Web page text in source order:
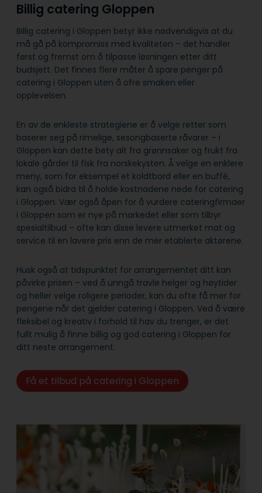
Billig catering Gloppen
Billig catering i Gloppen betyr ikke nødvendigvis at du
må gå på kompromiss med kvaliteten – det handler
først og fremst om å tilpasse løsningen etter ditt
budsjett. Det finnes flere måter å spare penger på
catering i Gloppen uten å ofre smaken eller
opplevelsen.
En av de enkleste strategiene er å velge retter som
baserer seg på rimelige, sesongbaserte råvarer – i
Gloppen kan dette bety alt fra grønnsaker og frukt fra
lokale gårder til fisk fra norskekysten. Å velge en enklere
meny, som for eksempel et koldtbord eller en buffé,
kan også bidra til å holde kostnadene nede for catering
i Gloppen. Vær også åpen for å vurdere cateringfirmaer
i Gloppen som er nye på markedet eller som tilbyr
spesialtilbud – ofte kan disse levere utmerket mat og
service til en lavere pris enn de mer etablerte aktørene.
Husk også at tidspunktet for arrangementet ditt kan
påvirke prisen – ved å unngå travle helger og høytider
og heller velge roligere perioder, kan du ofte få mer for
pengene når det gjelder catering i Gloppen. Ved å være
fleksibel og kreativ i forhold til hav du trenger, er det
fullt mulig å finne billig og god catering i Gloppen for
ditt neste arrangement.
Få et tilbud på catering i Gloppen